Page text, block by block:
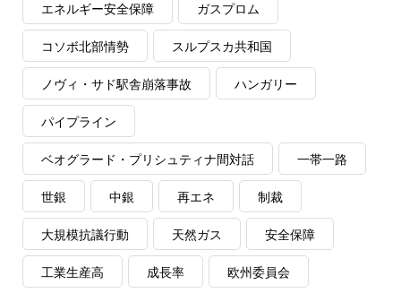
エネルギー安全保障 ガスプロム
コソボ北部情勢 スルプスカ共和国
ノヴィ・サド駅舎崩落事故 ハンガリー
パイプライン
ベオグラード・プリシュティナ間対話 一帯一路
世銀 中銀 再エネ 制裁
大規模抗議行動 天然ガス 安全保障
工業生産高 成長率 欧州委員会